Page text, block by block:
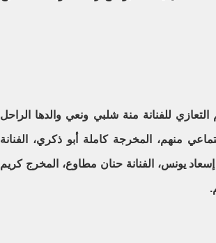
للفنانة منة شلبي ونعي والدها الراحل
منهم، المخرجة كاملة أبو ذكري، الفنانة
إسعاد يونس، الفنانة حنان مطاوع، المخرج كريم